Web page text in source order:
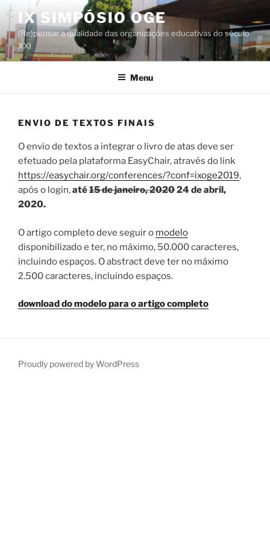
Skip
content
IX SIMPÓSIO OGE
(Re)pensar a qualidade das organizações educativas do século
XXI
Menu
ENVIO DE TEXTOS FINAIS
O envio de textos a integrar o livro de atas deve ser
efetuado pela plataforma EasyChair, através do link
https://easychair.org/conferences/?conf=ixoge2019,
após o login,até15 de janeiro, 202024 de abril,
2020.
O artigo completo deve seguir o modelo
disponibilizado e ter, no máximo, 50.000 caracteres,
incluindo espaços. O abstract deve ter no máximo
2.500 caracteres, incluindo espaços.
download do modelo para o artigo completo
Proudly powered by WordPress